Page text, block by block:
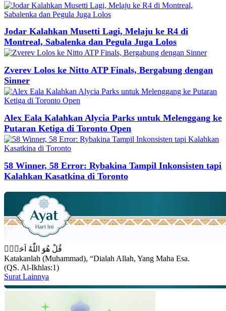
Jodar Kalahkan Musetti Lagi, Melaju ke R4 di
Montreal, Sabalenka dan Pegula Juga Lolos
Zverev Lolos ke Nitto ATP Finals, Bergabung dengan
Sinner
Alex Eala Kalahkan Alycia Parks untuk Melenggang ke
Putaran Ketiga di Toronto Open
58 Winner, 58 Error: Rybakina Tampil Inkonsisten tapi
Kalahkan Kasatkina di Toronto
قُلْ هُوَ اللّٰهُ اَحَدٌۚ
Katakanlah (Muhammad), “Dialah Allah, Yang Maha Esa.
(QS. Al-Ikhlas:1)
Surat Lainnya